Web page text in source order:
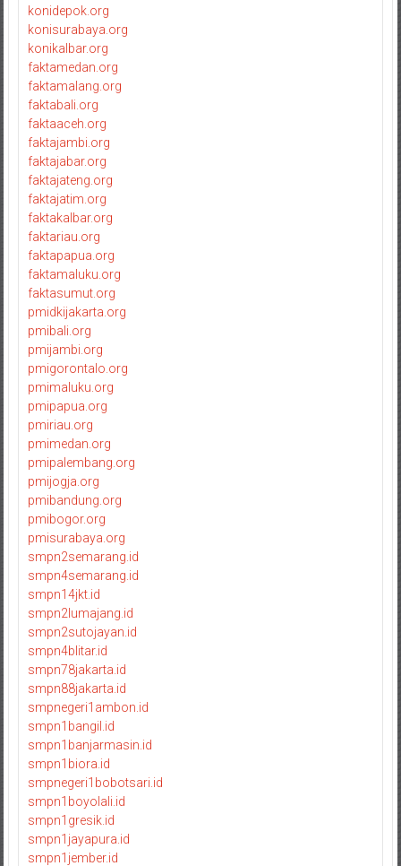
konidepok.org
konisurabaya.org
konikalbar.org
faktamedan.org
faktamalang.org
faktabali.org
faktaaceh.org
faktajambi.org
faktajabar.org
faktajateng.org
faktajatim.org
faktakalbar.org
faktariau.org
faktapapua.org
faktamaluku.org
faktasumut.org
pmidkijakarta.org
pmibali.org
pmijambi.org
pmigorontalo.org
pmimaluku.org
pmipapua.org
pmiriau.org
pmimedan.org
pmipalembang.org
pmijogja.org
pmibandung.org
pmibogor.org
pmisurabaya.org
smpn2semarang.id
smpn4semarang.id
smpn14jkt.id
smpn2lumajang.id
smpn2sutojayan.id
smpn4blitar.id
smpn78jakarta.id
smpn88jakarta.id
smpnegeri1ambon.id
smpn1bangil.id
smpn1banjarmasin.id
smpn1biora.id
smpnegeri1bobotsari.id
smpn1boyolali.id
smpn1gresik.id
smpn1jayapura.id
smpn1jember.id